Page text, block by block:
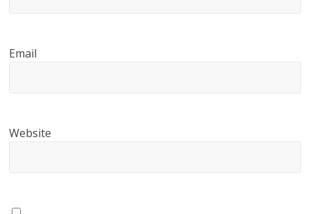
Email
Website